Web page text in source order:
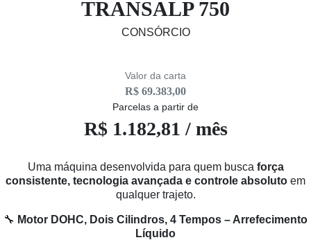
TRANSALP 750
CONSÓRCIO
Valor da carta
R$ 69.383,00
Parcelas a partir de
R$ 1.182,81 / mês
Uma máquina desenvolvida para quem busca força
consistente, tecnologia avançada e controle absoluto em
qualquer trajeto.
🔧 Motor DOHC, Dois Cilindros, 4 Tempos – Arrefecimento
Líquido